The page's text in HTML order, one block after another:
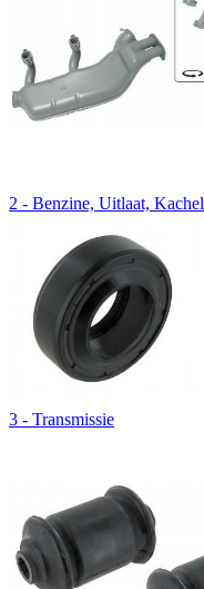
2 - Benzine, Uitlaat, Kachel
3 - Transmissie